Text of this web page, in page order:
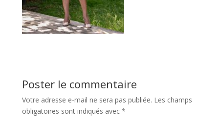
Poster le commentaire
Votre adresse e-mail ne sera pas publiée. Les champs
obligatoires sont indiqués avec *